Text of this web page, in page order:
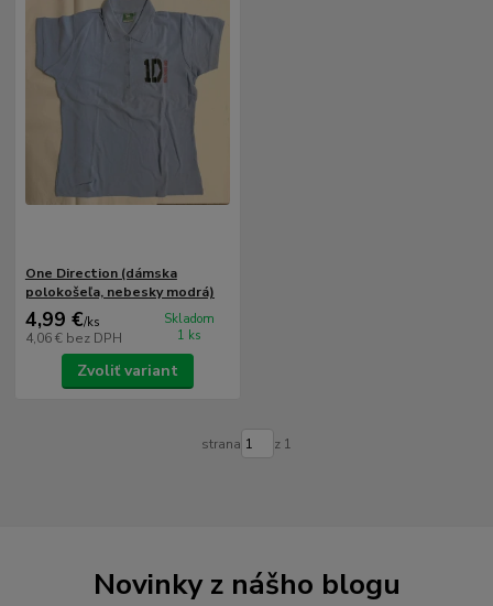
One Direction (dámska
polokošeľa, nebesky modrá)
4,99 €/ks
4,06 € bez DPH
Skladom
1 ks
Zvoliť variant
strana z 1
Novinky z nášho blogu